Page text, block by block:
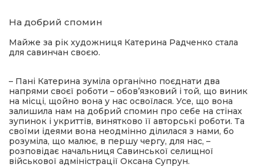
На добрий спомин
Майже за рік художниця Катерина Радченко стала
для савинчан своєю.
– Пані Катерина зуміла органічно поєднати два
напрями своєї роботи – обов’язковий і той, що виник
на місці, щойно вона у нас освоїлася. Усе, що вона
залишила нам на добрий спомин про себе на стінах
зупинок і укриттів, винятково її авторські роботи. Та
своїми ідеями вона неодмінно ділилася з нами, бо
розуміла, що малює, в першу чергу, для нас, –
розповідає начальниця Савинської селищної
військової адміністрації Оксана Супрун.